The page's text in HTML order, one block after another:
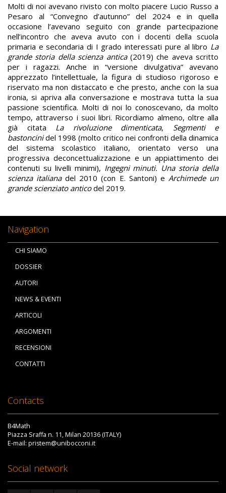
Molti di noi avevano rivisto con molto piacere Lucio Russo a
Pesaro al “Convegno d’autunno” del 2024 e in quella
occasione l’avevano seguito con grande partecipazione
nell’incontro che aveva avuto con i docenti della scuola
primaria e secondaria di I grado interessati pure al libro La
grande storia della scienza antica(2019) che aveva scritto
per i ragazzi. Anche in “versione divulgativa” avevano
apprezzato l’intellettuale, la figura di studioso rigoroso e
riservato ma non distaccato e che presto, anche con la sua
ironia, si apriva alla conversazione e mostrava tutta la sua
passione scientifica. Molti di noi lo conoscevano, da molto
tempo, attraverso i suoi libri. Ricordiamo almeno, oltre alla
già citata La rivoluzione dimenticata, Segmenti e
bastoncinidel 1998 (molto critico nei confronti della dinamica
del sistema scolastico italiano, orientato verso una
progressiva deconcettualizzazione e un appiattimento dei
contenuti su livelli minimi), Ingegni minuti. Una storia della
scienza italianadel 2010 (con E. Santoni) e Archimede un
grande scienziato anticodel 2019.
Navigation
CHI SIAMO
DOSSIER
AUTORI
NEWS & EVENTI
ARTICOLI
ARGOMENTI
RECENSIONI
CONTATTI
Contacts
B4Math
Piazza Sraffa n. 11, Milan 20136 (ITALY)
E-mail: pristem@unibocconi.it
Social network